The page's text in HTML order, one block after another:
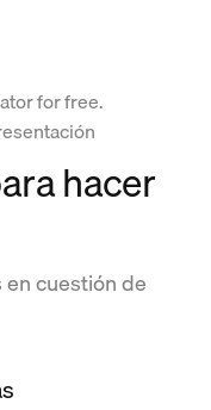
for free.
hacer
cuestión de